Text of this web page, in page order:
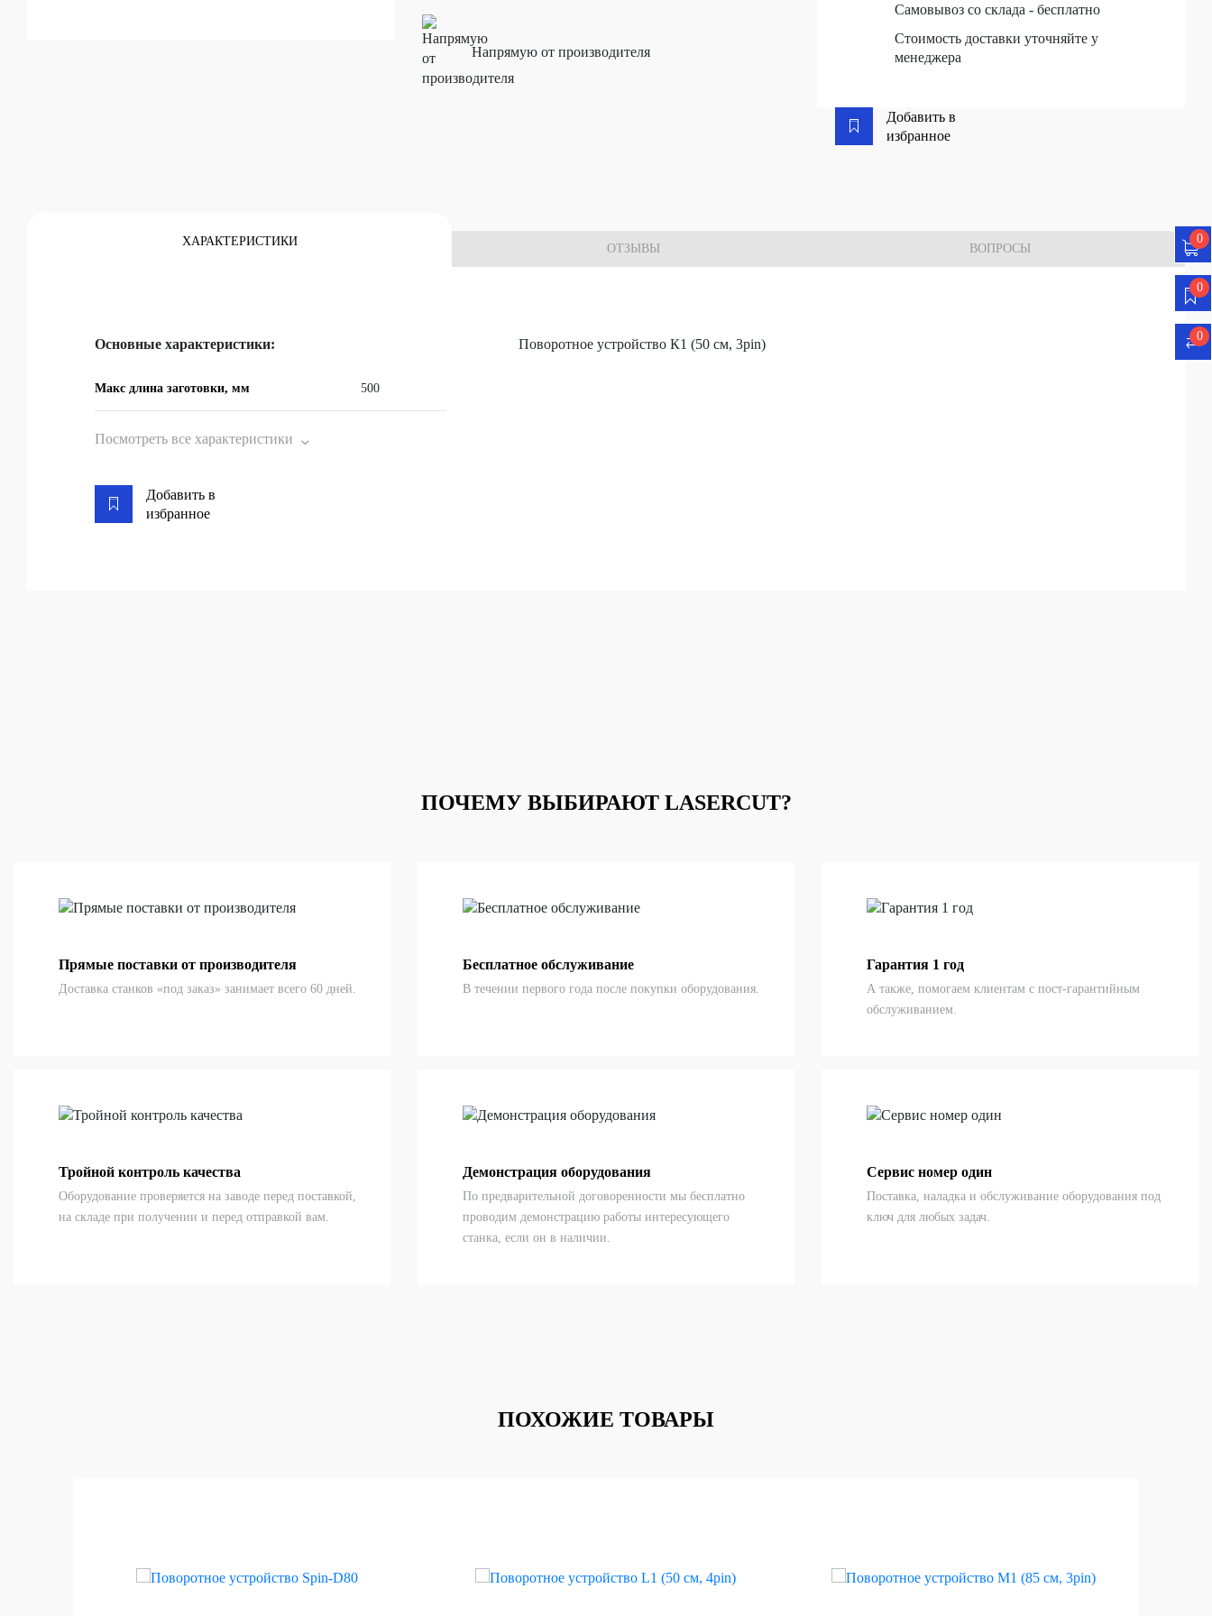
0
0
0
Каталог комплектующих
Напрямую от производителя
Самовывоз со склада - бесплатно
Стоимость доставки уточняйте у
менеджера
Добавить в
избранное
ХАРАКТЕРИСТИКИ
ОТЗЫВЫ ВОПРОСЫ
Основные характеристики:
Макс длина заготовки, мм 500
Посмотреть все характеристики
Добавить в
избранное
Поворотное устройство К1 (50 см, 3pin)
ПОЧЕМУ ВЫБИРАЮТ LASERCUT?
Прямые поставки от производителя
Доставка станков «под заказ» занимает всего 60 дней.
Бесплатное обслуживание
В течении первого года после покупки оборудования.
Гарантия 1 год
А также, помогаем клиентам с пост-гарантийным
обслуживанием.
Тройной контроль качества
Оборудование проверяется на заводе перед поставкой,
на складе при получении и перед отправкой вам.
Демонстрация оборудования
По предварительной договоренности мы бесплатно
проводим демонстрацию работы интересующего
станка, если он в наличии.
Сервис номер один
Поставка, наладка и обслуживание оборудования под
ключ для любых задач.
ПОХОЖИЕ ТОВАРЫ